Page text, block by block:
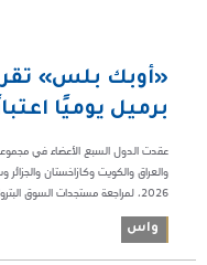
برميل يوميًا
عقدت الدول السبع الأعضاء في
2026، لمراجعة مستجدات السوق البترولية وآفاقها المستقبلية، في ...
واس